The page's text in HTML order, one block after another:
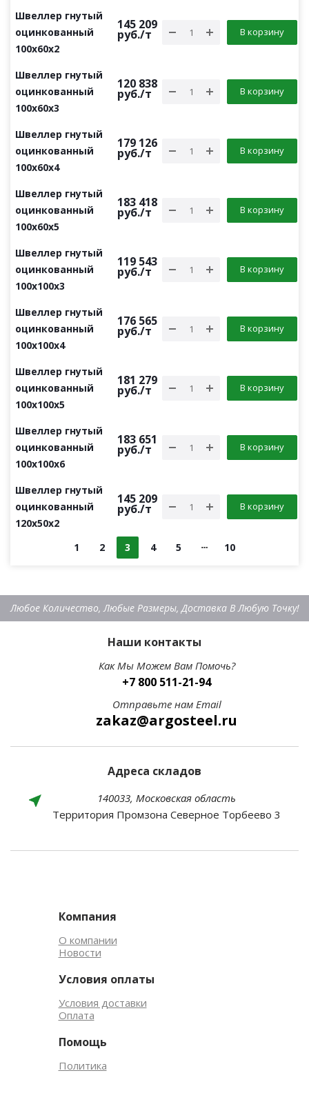
Швеллер гнутый
оцинкованный
100х60х2
145 209
руб./т В корзину
Швеллер гнутый
оцинкованный
100х60х3
120 838
руб./т В корзину
Швеллер гнутый
оцинкованный
100х60х4
179 126
руб./т В корзину
Швеллер гнутый
оцинкованный
100х60х5
183 418
руб./т В корзину
Швеллер гнутый
оцинкованный
100х100х3
119 543
руб./т В корзину
Швеллер гнутый
оцинкованный
100х100х4
176 565
руб./т В корзину
Швеллер гнутый
оцинкованный
100х100х5
181 279
руб./т В корзину
Швеллер гнутый
оцинкованный
100х100х6
183 651
руб./т В корзину
Швеллер гнутый
оцинкованный
120х50х2
145 209
руб./т В корзину
1 2 3 4 5 10
Любое Количество, Любые Размеры, Доставка В Любую Точку!
Наши контакты
Как Мы Можем Вам Помочь?
+7 800 511-21-94
Отправьте нам Email
zakaz@argosteel.ru
Компания
О компании
Новости
Условия оплаты
Условия доставки
Оплата
Помощь
Политика
Адреса складов
140033, Московская область
Территория Промзона Северное Торбеево 3